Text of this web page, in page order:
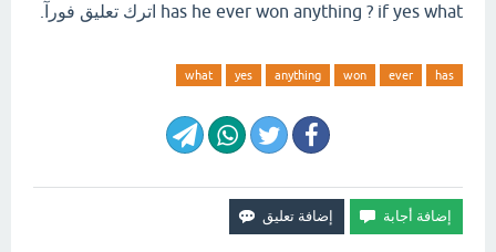
has he ever won anything ? if yes what اترك تعليق فورآ.
has
ever
won
anything
yes
what